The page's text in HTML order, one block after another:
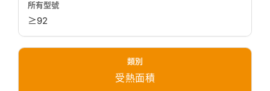
≥92
受熱面積